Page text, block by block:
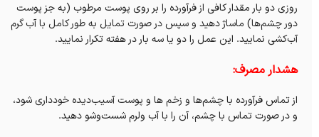
روزی دو بار مقدار کافی از فرآورده را بر روی پوست مرطوب (به جز پوست
دور چشم‌ها) ماساژ دهید و سپس در صورت تمایل به طور کامل با آب گرم
آب‌کشی نمایید. این عمل را دو یا سه بار در هفته تکرار نمایید.
هشدار مصرف:
از تماس فرآورده با چشم‌ها و زخم ها و پوست آسیب‌دیده خودداری شود،
و در صورت تماس با چشم، آن را با آب ولرم شست‌‌وشو دهید.